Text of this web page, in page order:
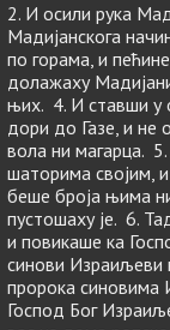
2. И осили рука
Мадијанскога
по горама, и
долажаху
њих. 4. И ставши у
дори до Газе, и не
вола ни магарца.
шаторима својим,
беше броја њима
пустошаху је. 6.
и повикаше ка
синови Израиљеви
пророка синовима
Господ Бог